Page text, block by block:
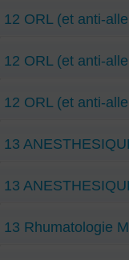
12 ORL (et anti-
12 ORL (et anti-
12 ORL (et anti-
13
13
13 Rhumatologie